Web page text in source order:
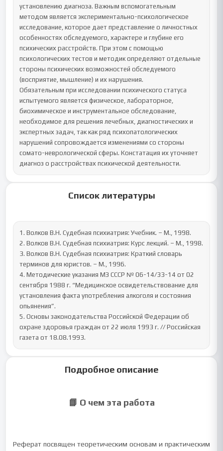
установлению диагноза. Важным вспомогательным
методом является экспериментально-психологическое
исследование, которое дает представление о личностных
особенностях обследуемого, характере и глубине его
психических расстройств. При этом с помощью
психологических тестов и методик определяют отдельные
стороны психических возможностей обследуемого
(восприятие, мышление) и их нарушения.
Обязательным при исследовании психического статуса
испытуемого является физическое, лабораторное,
биохимическое и инструментальное обследование,
необходимое для решения лечебных, диагностических и
экспертных задач, так как ряд психопатологических
нарушений сопровождается изменениями со стороны
сомато-неврологической сферы. Констатация их уточняет
диагноз о расстройствах психической деятельности.
Список литературы
1. Волков В.Н. Судебная психиатрия: Учебник. – М., 1998.
2. Волков В.Н. Судебная психиатрия: Курс лекций. – М., 1998.
3. Волков В.Н. Судебная психиатрия: Краткий словарь
терминов для юристов. – М., 1996.
4. Методические указания МЗ СССР № 06-14/33-14 от 02
сентября 1988 г. “Медицинское освидетельствование для
установления факта употребления алкоголя и состояния
опьянения”.
5. Основы законодательства Российской Федерации об
охране здоровья граждан от 22 июля 1993 г. // Российская
газета от 18.08.1993.
Подробное описание
📘 О чем эта работа
Реферат посвящен теоретическим основам и практическим